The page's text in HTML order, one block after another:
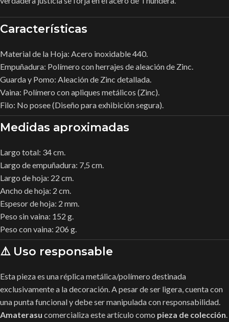
Características
Material de la Hoja: Acero inoxidable 440.
Empuñadura: Polímero con herrajes de aleación de Zinc.
Guarda y Pomo: Aleación de Zinc detallada.
Vaina: Polímero con apliques metálicos (Zinc).
Filo: No posee (Diseño para exhibición segura).
Medidas aproximadas
Largo total: 34 cm.
Largo de empuñadura: 7,5 cm.
Largo de hoja: 22 cm.
Ancho de hoja: 2 cm.
Espesor de hoja: 2 mm.
Peso sin vaina: 152 g.
Peso con vaina: 206 g.
⚠️ Uso responsable
Esta pieza es una réplica metálica/polímero destinada
exclusivamente a la decoración. A pesar de ser ligera, cuenta con
una punta funcional y debe ser manipulada con responsabilidad.
Amaterasu comercializa este artículo como pieza de colección.